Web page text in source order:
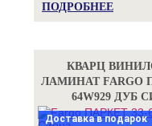
ПОДРОБНЕЕ
КВАРЦ
ЛАМИНАТ FARGO
64W929 ДУБ
Доставка в подарок